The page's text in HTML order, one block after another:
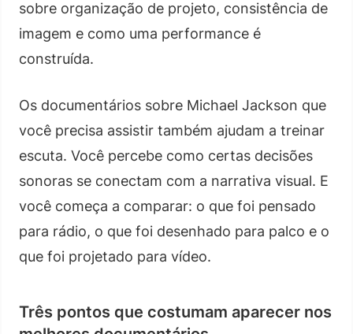
sobre organização de projeto, consistência de
imagem e como uma performance é
construída.
Os documentários sobre Michael Jackson que
você precisa assistir também ajudam a treinar
escuta. Você percebe como certas decisões
sonoras se conectam com a narrativa visual. E
você começa a comparar: o que foi pensado
para rádio, o que foi desenhado para palco e o
que foi projetado para vídeo.
Três pontos que costumam aparecer nos